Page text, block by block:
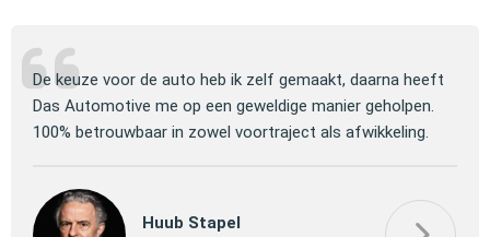
De keuze voor de auto heb ik zelf gemaakt, daarna heeft
Das Automotive me op een geweldige manier geholpen.
100% betrouwbaar in zowel voortraject als afwikkeling.
Huub Stapel